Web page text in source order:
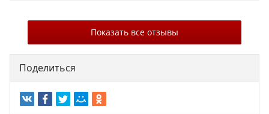
Показать все отзывы
Поделиться